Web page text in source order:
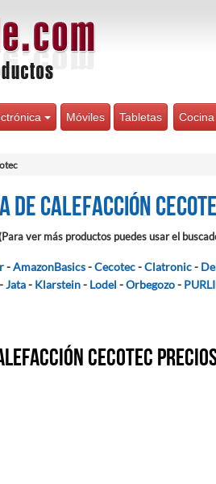
Móviles Tabletas Cocina
de Calefacción
ver más productos puedes usar el
-AmazonBasics-Cecotec-Clatronic-
-Jata- Klarstein- Lodel -Orbegozo-
Cecotec